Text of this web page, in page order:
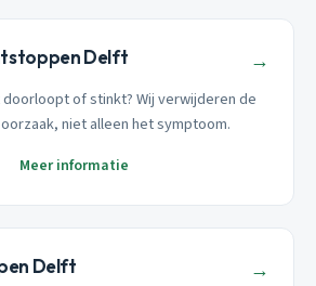
Delft →
of stinkt? Wij verwijderen de
niet alleen het symptoom.
Meer informatie
Delft →